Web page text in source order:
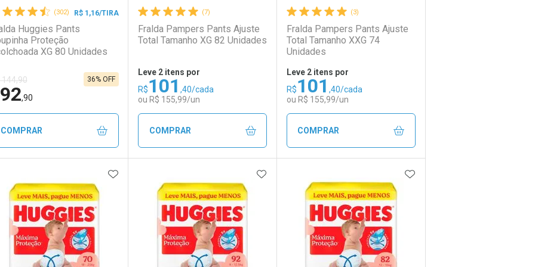
(302) R$ 1,16/TIRA
Huggies Pants
Proteção
XG 80 Unidades
144,90
92,90
36% OFF
COMPRAR
FECHAR
FECHAR
Menos
(7)
Fralda Pampers Pants Ajuste
Total Tamanho XG 82 Unidades
Leve 2 itens por
R$101 ,40/cada
ou R$ 155,99/un
COMPRAR
FECHAR
Laboratório
FECHAR
Por Menos
(3)
Fralda Pampers Pants Ajuste
Total Tamanho XXG 74
Unidades
Leve 2 itens por
R$101 ,40/cada
ou R$ 155,99/un
COMPRAR
FECHAR
Laboratório
FECHAR
Por Menos
ADICIONAR AOS FAVORITOS ADICIONAR AOS FAVORITOS ADICIONAR AOS
TERMO DIGITADO